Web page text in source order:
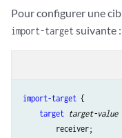
Pour configurer une
import-targetsuivante :
import-target {
target target-value
        receiver;